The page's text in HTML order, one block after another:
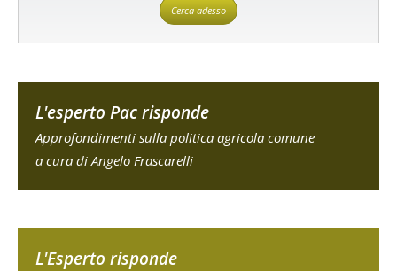
Cerca adesso
L'esperto Pac risponde
Approfondimenti sulla politica agricola comune
a cura di Angelo Frascarelli
L'Esperto risponde